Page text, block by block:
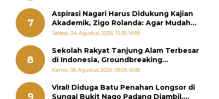
7
Aspirasi Nagari Harus Didukung Kajian
Akademik, Zigo Rolanda: Agar Mudah
Diperjuangkan di Kementerian
Selasa, 04 Agustus 2026, 15:35 WIB
8
Sekolah Rakyat Tanjung Alam Terbesar
di Indonesia, Groundbreaking
September
Kamis, 06 Agustus 2026, 09:05 WIB
9
Viral! Diduga Batu Penahan Longsor di
Sungai Bukit Nago Padang Diambil,